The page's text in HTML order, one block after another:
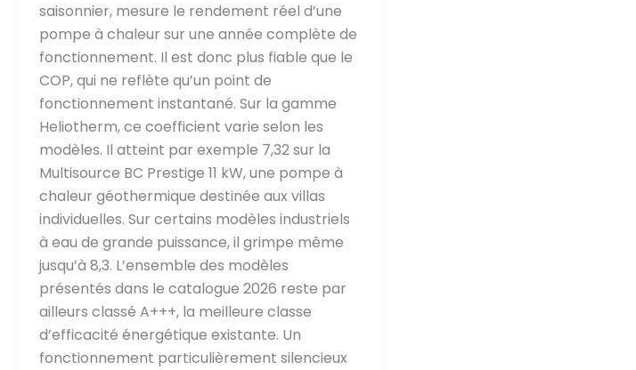
saisonnier, mesure le rendement réel d’une
pompe à chaleur sur une année complète de
fonctionnement. Il est donc plus fiable que le
COP, qui ne reflète qu’un point de
fonctionnement instantané. Sur la gamme
Heliotherm, ce coefficient varie selon les
modèles. Il atteint par exemple 7,32 sur la
Multisource BC Prestige 11 kW, une pompe à
chaleur géothermique destinée aux villas
individuelles. Sur certains modèles industriels
à eau de grande puissance, il grimpe même
jusqu’à 8,3. L’ensemble des modèles
présentés dans le catalogue 2026 reste par
ailleurs classé A+++, la meilleure classe
d’efficacité énergétique existante. Un
fonctionnement particulièrement silencieux